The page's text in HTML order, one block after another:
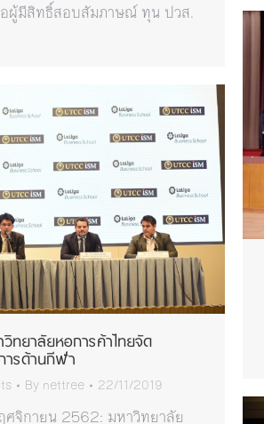
อผู้มีสิทธิ์สอบสัมภาษณ์ ทุน ปวส.
ทยาลัยหอการค้าไทยจัด
ารด้านกีฬา
By nettree 22/11/2019
ศจิกายน 2562: มหาวิทยาลัย